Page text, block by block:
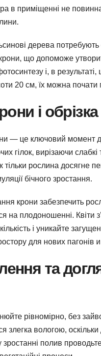
в приміщенні не
дерева потребують
що допоможе
і, в
20 см, їх можна
і
— це ключовий момент
гілок, вирізаючи
рослина досягне
бічного зростання.
крони забезпечить
на плодоношенні. Квіти
і уникайте
для нових пагонів
та
рівномірно, без
злегка вологою,
зростанні полив